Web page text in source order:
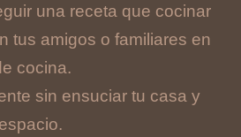
una receta que cocinar
tus amigos o familiares en
cocina.
sin ensuciar tu casa y